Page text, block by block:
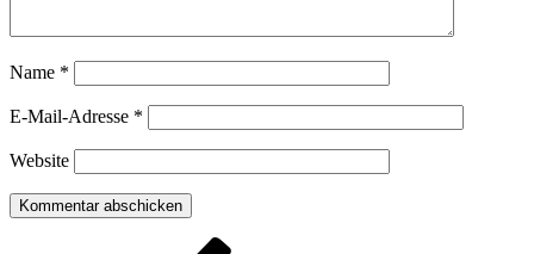
Name *
E-Mail-Adresse *
Website